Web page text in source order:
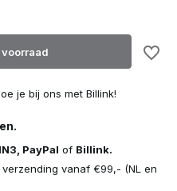
voorraad
je bij ons met Billink!
PayPal of Billink.
verzending vanaf €99,- (NL en